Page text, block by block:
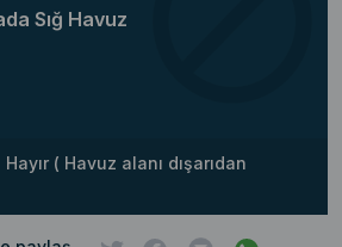
Sığ Havuz
Hayır ( Havuz alanı dışarıdan